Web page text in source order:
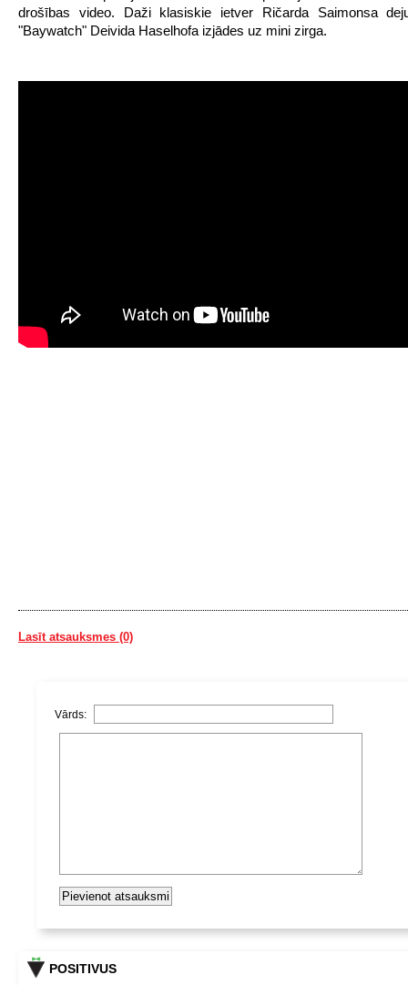
drošības video. Daži klasiskie ietver Ričarda Saimonsa
"Baywatch" Deivida Haselhofa izjādes uz mini zirga.
Lasīt atsauksmes (0)
Vārds:
POSITIVUS